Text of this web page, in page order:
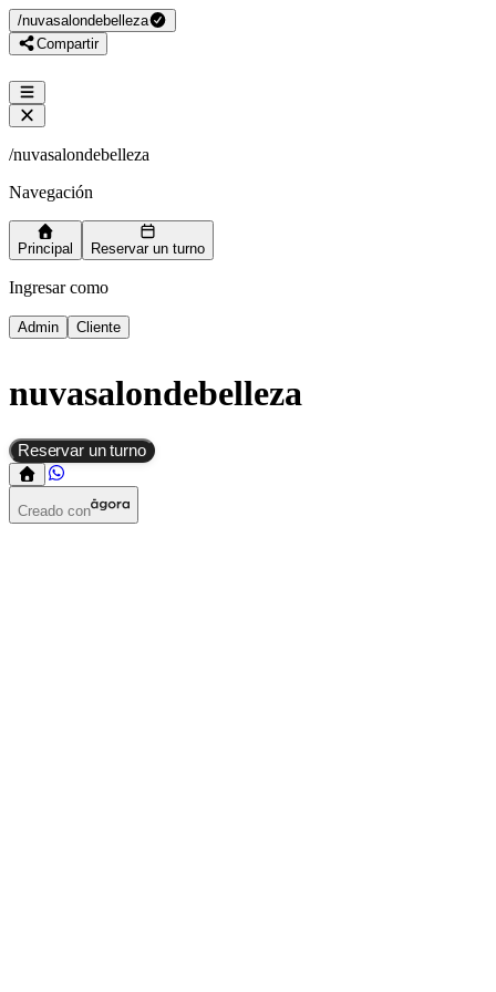
/nuvasalondebelleza
Compartir
/nuvasalondebelleza
Navegación
Principal Reservar un turno
Ingresar como
Admin Cliente
nuvasalondebelleza
Reservar un turno
Creado con